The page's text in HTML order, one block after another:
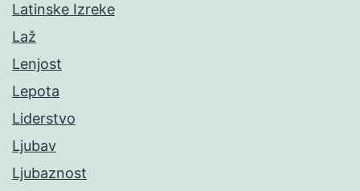
Latinske Izreke
Laž
Lenjost
Lepota
Liderstvo
Ljubav
Ljubaznost